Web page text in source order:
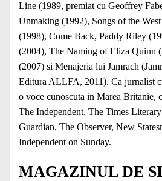
Line (1989, premiat cu Geoffrey
Unmaking (1992), Songs of the
(1998), Come Back, Paddy Riley
(2004), The Naming of Eliza Quinn
(2007) si Menajeria lui Jamrach
Editura ALLFA, 2011). Ca jurnalist
o voce cunoscuta in Marea Britanie,
The Independent, The Times
Guardian, The Observer, New
Independent on Sunday.
MAGAZINUL DE